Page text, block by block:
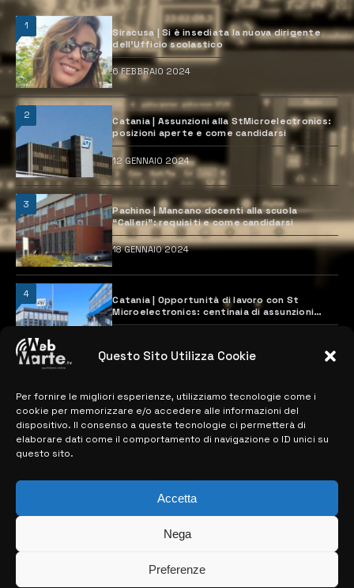
Questo Sito Utilizza Cookie
Per fornire le migliori esperienze, utilizziamo tecnologie come i
cookie per memorizzare e/o accedere alle informazioni del
dispositivo. Il consenso a queste tecnologie ci permetterà di
elaborare dati come il comportamento di navigazione o ID unici su
questo sito.
Accetta
Nega
Preferenze
1
Siracusa | Si è insediata la nuova dirigente
dell’Ufficio scolastico
6 FEBBRAIO 2024
2
Catania | Assunzioni alla StMicroelectronics:
posizioni aperte e come candidarsi
12 GENNAIO 2024
3
Pachino | Mancano docenti alla scuola
“Calleri”: requisiti e come candidarsi
18 GENNAIO 2024
4
Catania | Opportunità di lavoro con St
Microelectronics: centinaia di assunzioni
previste
MAPPA DEL SITO
> NOTIZIE